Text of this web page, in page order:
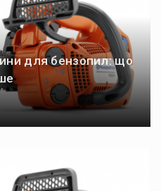
для бензопил: що